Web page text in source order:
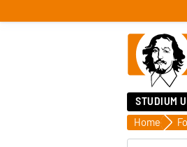
STUDIUM
Home